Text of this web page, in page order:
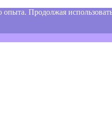
Продолжая